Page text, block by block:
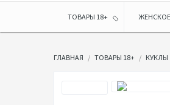
ТОВАРЫ 18+
ГЛАВНАЯ ТОВАРЫ 18+ КУКЛЫ